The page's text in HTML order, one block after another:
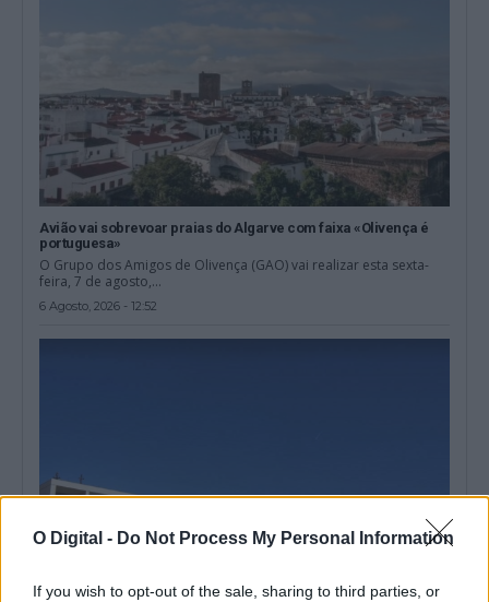
O Digital - Do Not Process My Personal Information
If you wish to opt-out of the sale, sharing to third parties, or
Avião vai sobrevoar praias do Algarve com faixa «Olivença é
portuguesa»
O Grupo dos Amigos de Olivença (GAO) vai realizar esta sexta-
feira, 7 de agosto,...
6 Agosto, 2026 - 12:52